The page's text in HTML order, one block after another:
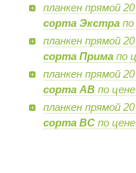
планкен прямой
сорта Экстрапо
планкен прямой
сорта Примапо
планкен прямой
сорта ABпо цене
планкен прямой
сорта BCпо цене